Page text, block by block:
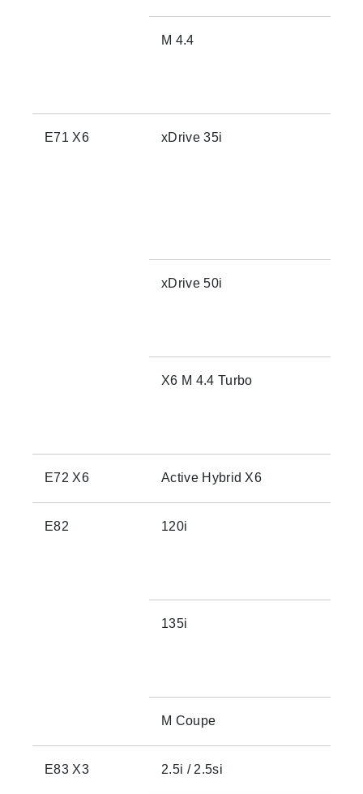
M 4.4
E71 X6 xDrive 35i
xDrive 50i
X6 M 4.4 Turbo
E72 X6 Active Hybrid X6
E82 120i
135i
M Coupe
E83 X3 2.5i / 2.5si